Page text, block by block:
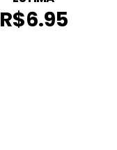
R$6.95